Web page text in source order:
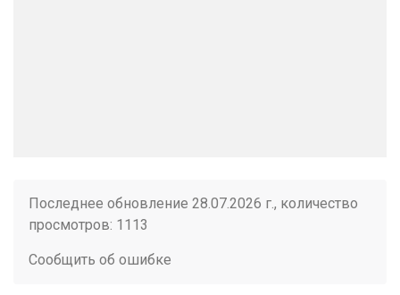
Последнее обновление 28.07.2026 г., количество
просмотров: 1113
Сообщить об ошибке